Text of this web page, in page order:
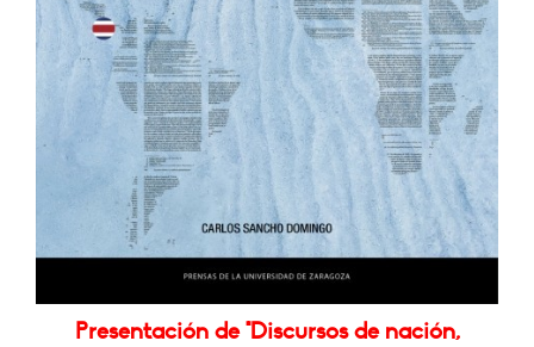
Presentación de "Discursos de nación,